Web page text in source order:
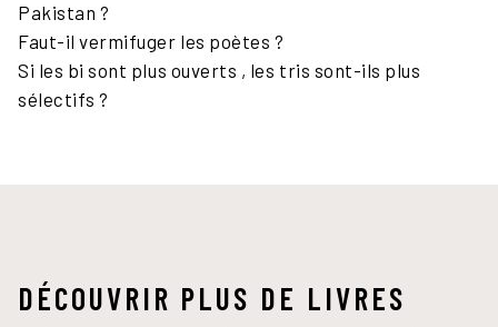
Pakistan ?
Faut-il vermifuger les poètes ?
Si les bi sont plus ouverts , les tris sont-ils plus
sélectifs ?
DÉCOUVRIR PLUS DE LIVRES